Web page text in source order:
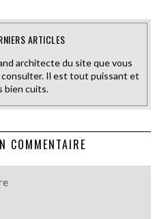
ARTICLES
architecte du site que vous
Il est tout puissant et
bien cuits.
COMMENTAIRE